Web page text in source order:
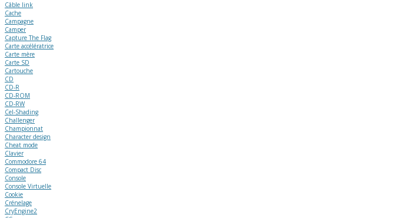
Câble link
Cache
Campagne
Camper
Capture The Flag
Carte accélératrice
Carte mère
Carte SD
Cartouche
CD
CD-R
CD-ROM
CD-RW
Cel-Shading
Challenger
Championnat
Character design
Cheat mode
Clavier
Commodore 64
Compact Disc
Console
Console Virtuelle
Cookie
Crénelage
CryEngine2